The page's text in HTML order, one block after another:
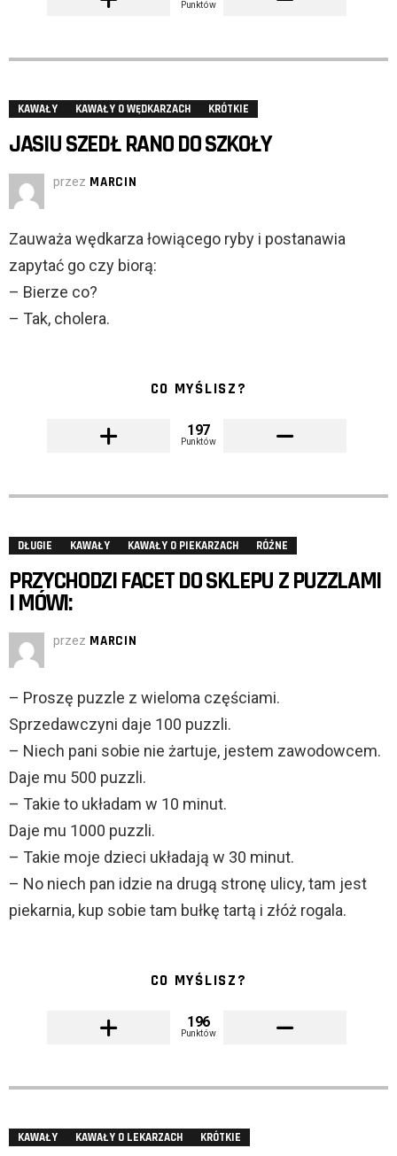
Punktów
KAWAŁY KAWAŁY O WĘDKARZACH KRÓTKIE
JASIU SZEDŁ RANO DO SZKOŁY
przez MARCIN
Zauważa wędkarza łowiącego ryby i postanawia
zapytać go czy biorą:
– Bierze co?
– Tak, cholera.
CO MYŚLISZ?
197
Punktów
DŁUGIE KAWAŁY KAWAŁY O PIEKARZACH RÓŻNE
PRZYCHODZI FACET DO SKLEPU Z PUZZLAMI
I MÓWI:
przez MARCIN
– Proszę puzzle z wieloma częściami.
Sprzedawczyni daje 100 puzzli.
– Niech pani sobie nie żartuje, jestem zawodowcem.
Daje mu 500 puzzli.
– Takie to układam w 10 minut.
Daje mu 1000 puzzli.
– Takie moje dzieci układają w 30 minut.
– No niech pan idzie na drugą stronę ulicy, tam jest
piekarnia, kup sobie tam bułkę tartą i złóż rogala.
CO MYŚLISZ?
196
Punktów
KAWAŁY KAWAŁY O LEKARZACH KRÓTKIE